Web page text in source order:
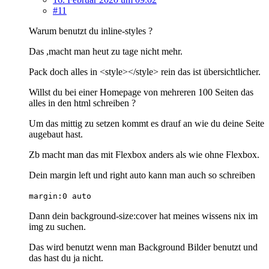
#11
Warum benutzt du inline-styles ?
Das ,macht man heut zu tage nicht mehr.
Pack doch alles in <style></style> rein das ist übersichtlicher.
Willst du bei einer Homepage von mehreren 100 Seiten das
alles in den html schreiben ?
Um das mittig zu setzen kommt es drauf an wie du deine Seite
augebaut hast.
Zb macht man das mit Flexbox anders als wie ohne Flexbox.
Dein margin left und right auto kann man auch so schreiben
margin:0 auto
Dann dein background-size:cover hat meines wissens nix im
img zu suchen.
Das wird benutzt wenn man Background Bilder benutzt und
das hast du ja nicht.